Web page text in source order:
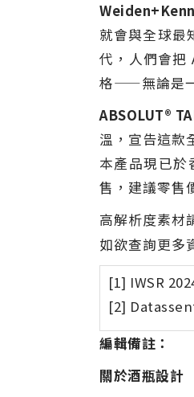
就會與全球最
代，人們會把
格——無論是一
ABSOLUT®
溫，宣告這款
本產品現已
售，建議零售
高解析度素材
如欲查詢更多
[1] IWSR
[2]
編輯備註：
關於酒瓶設計